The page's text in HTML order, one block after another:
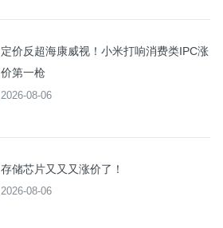
定价反超海康威视！小米打响消费类IPC涨
价第一枪
2026-08-06
存储芯片又又又涨价了！
2026-08-06